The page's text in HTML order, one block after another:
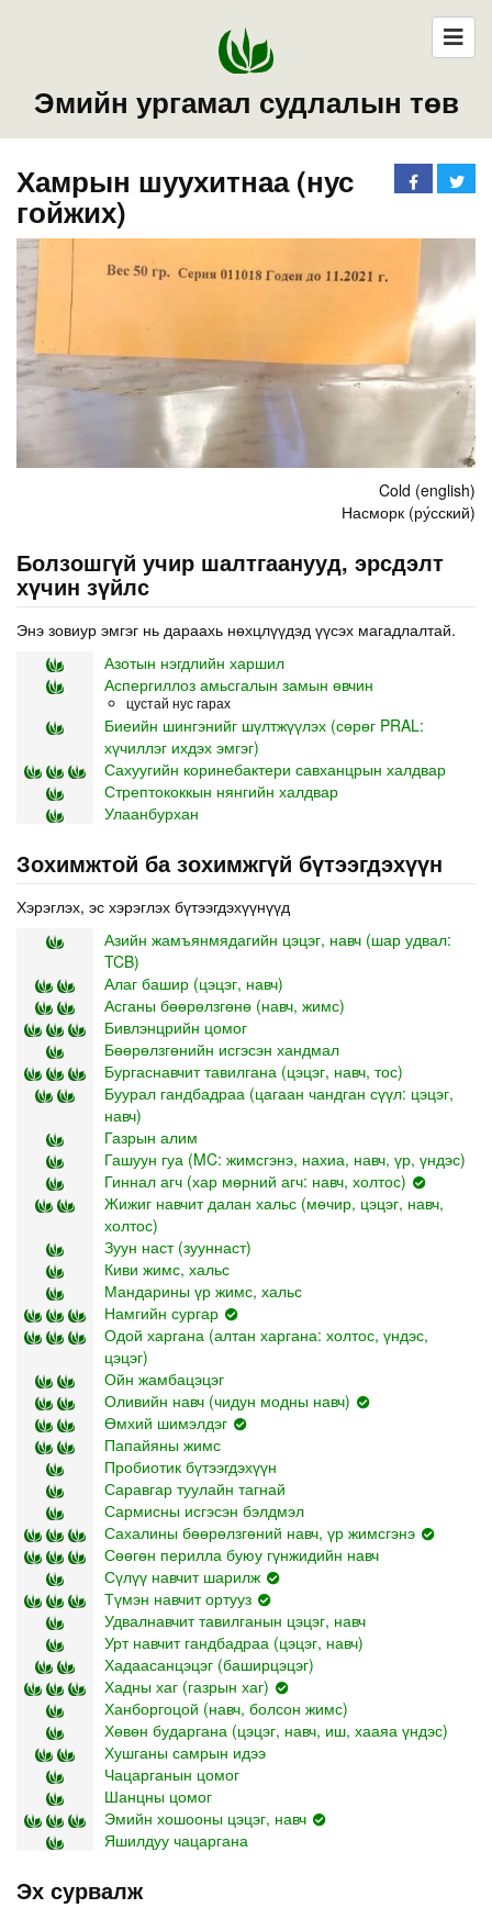
Эмийн ургамал судлалын төв
Хамрын шуухитнаа (нус
гойжих)
Cold (english)
Насморк (ру́сский)
Болзошгүй учир шалтгаанууд, эрсдэлт
хүчин зүйлс
Энэ зовиур эмгэг нь дараахь нөхцлүүдэд үүсэх магадлалтай.
Азотын нэгдлийн харшил
Аспергиллоз амьсгалын замын өвчин
цустай нус гарах
Биеийн шингэнийг шүлтжүүлэх (сөрөг PRAL:
хүчиллэг ихдэх эмгэг)
Сахуугийн коринебактери савханцрын халдвар
Стрептококкын нянгийн халдвар
Улаанбурхан
Зохимжтой ба зохимжгүй бүтээгдэхүүн
Хэрэглэх, эс хэрэглэх бүтээгдэхүүнүүд
Азийн жамъянмядагийн цэцэг, навч (шар удвал:
TCB)
Алаг башир (цэцэг, навч)
Асганы бөөрөлзгөнө (навч, жимс)
Бивлэнцрийн цомог
Бөөрөлзгөнийн исгэсэн хандмал
Бургаснавчит тавилгана (цэцэг, навч, тос)
Буурал гандбадраа (цагаан чандган сүүл: цэцэг,
навч)
Газрын алим
Гашуун гуа (MC: жимсгэнэ, нахиа, навч, үр, үндэс)
Гиннал агч (хар мөрний агч: навч, холтос)
Жижиг навчит далан хальс (мөчир, цэцэг, навч,
холтос)
Зуун наст (зууннаст)
Киви жимс, хальс
Мандарины үр жимс, хальс
Намгийн сургар
Одой харгана (алтан харгана: холтос, үндэс,
цэцэг)
Ойн жамбацэцэг
Оливийн навч (чидун модны навч)
Өмхий шимэлдэг
Папайяны жимс
Пробиотик бүтээгдэхүүн
Саравгар туулайн тагнай
Сармисны исгэсэн бэлдмэл
Сахалины бөөрөлзгөний навч, үр жимсгэнэ
Сөөгөн перилла буюу гүнжидийн навч
Сүлүү навчит шарилж
Түмэн навчит ортууз
Удвалнавчит тавилганын цэцэг, навч
Урт навчит гандбадраа (цэцэг, навч)
Хадаасанцэцэг (баширцэцэг)
Хадны хаг (газрын хаг)
Ханборгоцой (навч, болсон жимс)
Хөвөн бударгана (цэцэг, навч, иш, хааяа үндэс)
Хушганы самрын идээ
Чацарганын цомог
Шанцны цомог
Эмийн хошооны цэцэг, навч
Яшилдуу чацаргана
Эх сурвалж